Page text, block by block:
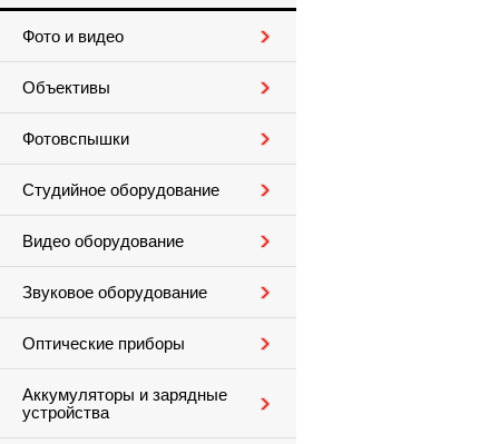
Фото и видео
Объективы
Фотовспышки
Студийное оборудование
Видео оборудование
Звуковое оборудование
Оптические приборы
Аккумуляторы и зарядные
устройства